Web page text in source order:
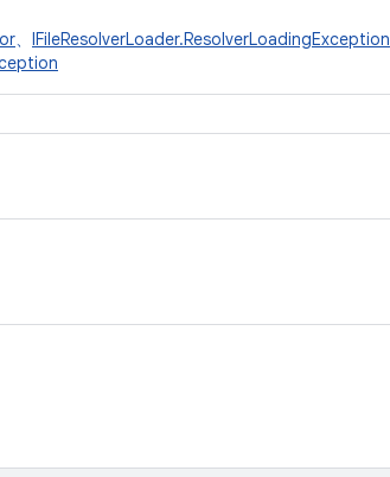
、 IFileResolverLoader.ResolverLoadingException